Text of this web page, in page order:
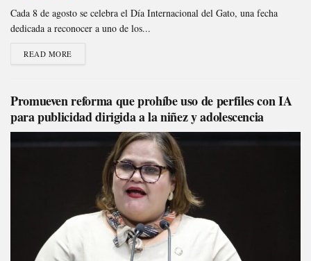
Cada 8 de agosto se celebra el Día Internacional del Gato, una fecha
dedicada a reconocer a uno de los...
READ MORE
Promueven reforma que prohíbe uso de perfiles con IA
para publicidad dirigida a la niñez y adolescencia